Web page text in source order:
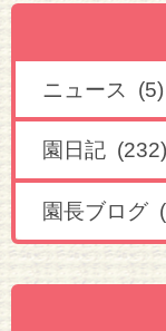
ニュース (5)
園日記 (232)
園長ブログ